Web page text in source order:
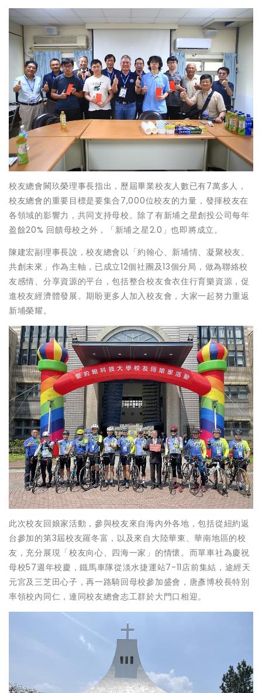
校友總會闕玖榮理事長指出，歷屆畢業校友人數已有7萬多人，
校友總會的重要目標是要集合7,000位校友的力量，發揮校友在
各領域的影響力，共同支持母校。除了有新埔之星創投公司每年
盈餘20% 回饋母校之外，「新埔之星2.0」也即將成立。
陳建宏副理事長說，校友總會以「約翰心、新埔情、凝聚校友、
共創未來」作為主軸，已成立12個社團及13個分局，做為聯絡校
友感情、分享資源的平台，包括整合校友食衣住行育樂資源，促
進校友經濟體發展。期盼更多人加入校友會，大家一起努力重返
新埔榮耀。
此次校友回娘家活動，參與校友來自海內外各地，包括從紐約返
台參加的第3屆校友羅冬富，以及來自大陸華東、華南地區的校
友，充分展現「校友向心、四海一家」的情懷。而單車社為慶祝
母校57週年校慶，鐵馬車隊從淡水捷運站7-11店前集結，途經天
元宮及三芝田心子，再一路騎回母校參加盛會，唐彥博校長特別
率領校內同仁，連同校友總會志工群於大門口相迎。